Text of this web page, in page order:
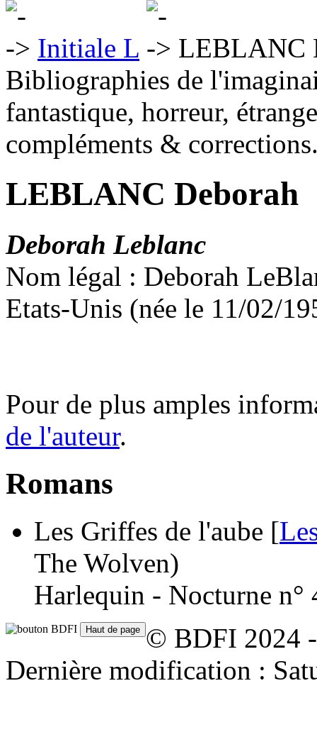
Initiale L
LEBLANC
Bibliographies de
fantastique, horreur,
compléments &
LEBLANC Deborah
Deborah Leblanc
Nom légal : Deborah
Etats-Unis (née le 11/02/
Pour de plus amples
de l'auteur.
Romans
Les Griffes de l'aube [
The Wolven)
Harlequin - Nocturne n°
© BDFI 2024
Dernière modification :